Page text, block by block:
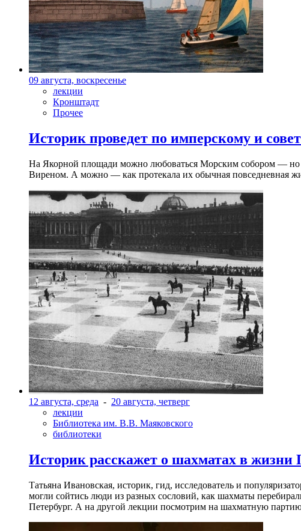
09 августа, воскресенье
лекции
Кронштадт
Прочее
Историк проведет по имперскому и
На Якорной площади можно любоваться Морским собором — но
Виреном. А можно — как протекала их обычная повседневная
12 августа, среда - 20 августа, четверг
лекции
Библиотека им. В.В. Маяковского
библиотеки
Историк расскажет о шахматах в жизни
Татьяна Ивановская, историк, гид, исследователь и
могли сойтись люди из разных сословий, как шахматы
Петербург. А на другой лекции посмотрим на шахматную партию